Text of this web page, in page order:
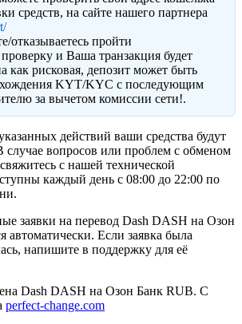
средств, на сайте нашего партнера
отказываетесь пройти
и Ваша транзакция будет
как рисковая, депозит может быть
KYT/KYC с последующим
за вычетом комиссии сети!.
действий ваши средства будут
случае вопросов или проблем с обменом
с нашей технической
каждый день с 08:00 до 22:00 по
заявки на перевод Dash DASH на Озон
автоматически. Если заявка была
напишите в поддержку для её
Dash DASH на Озон Банк RUB. С
perfect-change.com